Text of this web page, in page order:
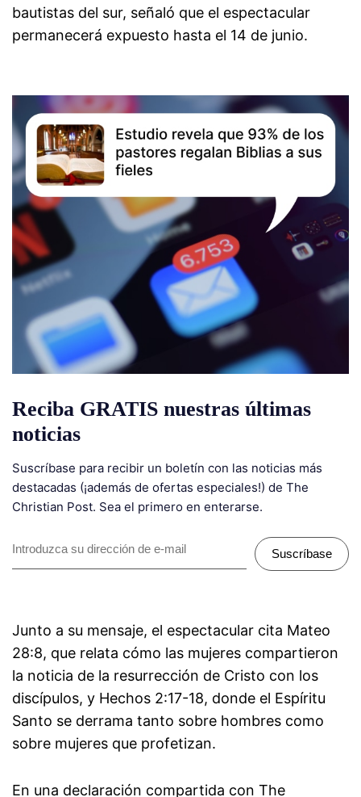
bautistas del sur, señaló que el espectacular
permanecerá expuesto hasta el 14 de junio.
Reciba GRATIS nuestras últimas
noticias
Suscríbase para recibir un boletín con las noticias más
destacadas (¡además de ofertas especiales!) de The
Christian Post. Sea el primero en enterarse.
Suscríbase
Junto a su mensaje, el espectacular cita Mateo
28:8, que relata cómo las mujeres compartieron
la noticia de la resurrección de Cristo con los
discípulos, y Hechos 2:17-18, donde el Espíritu
Santo se derrama tanto sobre hombres como
sobre mujeres que profetizan.
En una declaración compartida con The